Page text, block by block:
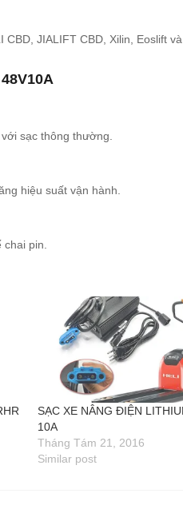
JIALIFT CBD, Xilin, Eoslift
sạc thông thường.
hiệu suất vận hành.
pin.
SẠC XE NÂNG ĐIỆN
10A
Tháng Tám 21, 2016
Similar post